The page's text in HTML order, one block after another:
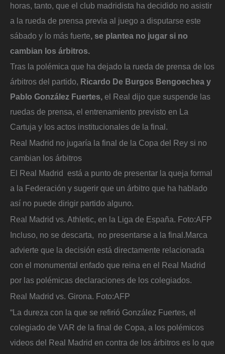
horas, tanto, que el club madridista ha decidido no asistir
a la rueda de prensa previa al juego a disputarse este
sábado y lo más fuerte, se plantea no jugar si no
cambian los árbitros.
Tras la polémica que ha dejado la rueda de prensa de los
árbitros del partido, Ricardo De Burgos Bengoechea y
Pablo González Fuertes, el Real dijo que suspende las
ruedas de prensa, el entrenamiento previsto en La
Cartuja y los actos institucionales de la final.
Real Madrid no jugaría la final de la Copa del Rey si no
cambian los árbitros
El Real Madrid está a punto de presentar la queja formal
a la Federación y sugerir que un árbitro que ha hablado
así no puede dirigir partido alguno.
Real Madrid vs. Athletic, en la Liga de España. Foto:AFP
Incluso, no se descarta, no presentarse a la final.Marca
advierte que la decisión está directamente relacionada
con el monumental enfado que reina en el Real Madrid
por las polémicas declaraciones de los colegiados.
Real Madrid vs. Girona. Foto:AFP
“La dureza con la que se refirió González Fuertes, el
colegiado de VAR de la final de Copa, a los polémicos
videos del Real Madrid en contra de los árbitros es lo que